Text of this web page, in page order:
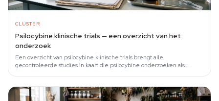
CLUSTER
Psilocybine klinische trials — een overzicht van het
onderzoek
Een overzicht van psilocybine klinische trials brengt alle
gecontroleerde studies in kaart die psilocybine onderzoeken als